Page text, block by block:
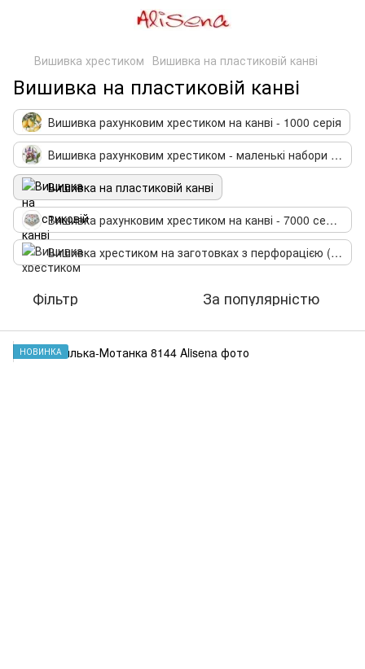
Вишивка хрестиком Вишивка на пластиковій канві
Вишивка на пластиковій канві
Вишивка рахунковим хрестиком на канві - 1000 серія
Вишивка рахунковим хрестиком - маленькі набори - 5000 серія
Вишивка на пластиковій канві
Вишивка рахунковим хрестиком на канві - 7000 серія (біскорню)
Вишивка хрестиком на заготовках з перфорацією (фанері)
Фільтр За популярністю
НОВИНКА